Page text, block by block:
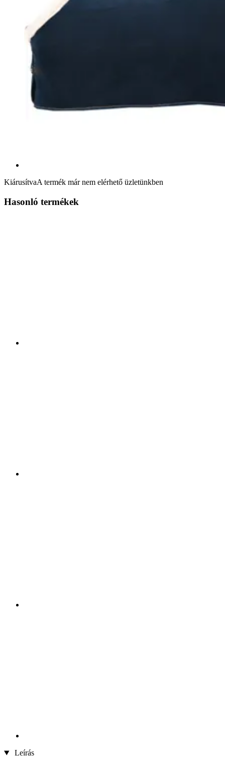
KiárusítvaA termék már nem elérhető üzletünkben
Hasonló termékek
Leírás